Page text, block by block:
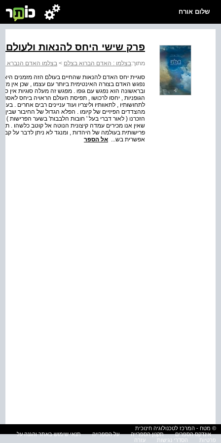
שלום אורח
פרק שישי היחס להנאות ולעולם
מתוך:בצלמו : האדם הברוא בצלם > בצלמו האדם הנברא
סוגיית יחס האדם להנאות שהחיים בעולם הזה מזמנים היא
נפגש האדם בצורה האינטימית ביותר עם עצמו , שכן אין
ובראשונה הוא נפגש עם גופו . מפגש זה מעלה סוגיות אין
הגופניות , יחסו לרכושו , תפיסת העולם הראויה ביחס
לתחושותיו , לתאוותיו וליצריו ועוד עניינים רבים אחרים .
מהצדדים הפיזיים של קיומו . הפלא הגדול של החיבור שבין
הזכרנו ( לאור דברי בעל ' חובות הלבבות' בשער הפרישות
שאין אנו מכירים עמדה קיצונית הנוטה אל קוטב כלשהו .
פרישותית בעולמה של היהדות , ומנגד לא ניתן לדבר על
אפשרית בש... אל הספר
© מטח - המרכז לטכנולוגיה חינוכית
אינדקס הספרים
תקנון הספרייה על הספרייה
תנאי שימוש באתר והגנה על
פרטיות
הסדרי נגישות עזרה